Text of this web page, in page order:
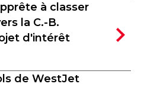
à classer
la C.-B.
d'intérêt
de WestJet